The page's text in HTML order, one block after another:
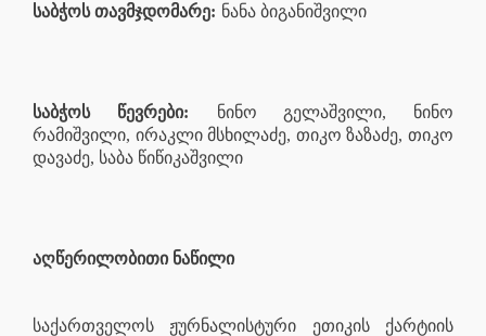
საბჭოს თავმჯდომარე: ნანა ბიგანიშვილი
საბჭოს წევრები:
ნინო გელაშვილი, ნინო
რამიშვილი, ირაკლი მსხილაძე, თიკო ზაზაძე, თიკო
დავაძე, საბა წიწიკაშვილი
აღწერილობითი ნაწილი
საქართველოს ჟურნალისტური ეთიკის ქარტიის